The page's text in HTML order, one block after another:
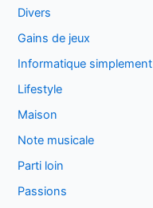
Divers
Gains de jeux
Informatique simplement
Lifestyle
Maison
Note musicale
Parti loin
Passions